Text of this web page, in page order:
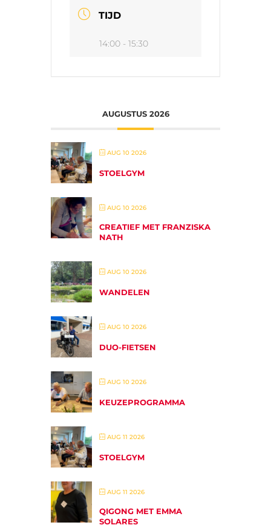
TIJD
14:00 - 15:30
AUGUSTUS 2026
AUG 10 2026
STOELGYM
AUG 10 2026
CREATIEF MET FRANZISKA
NATH
AUG 10 2026
WANDELEN
AUG 10 2026
DUO-FIETSEN
AUG 10 2026
KEUZEPROGRAMMA
AUG 11 2026
STOELGYM
AUG 11 2026
QIGONG MET EMMA
SOLARES